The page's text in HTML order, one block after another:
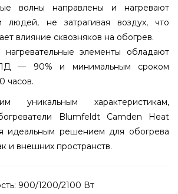
волны направлены и нагревают
людей, не затрагивая воздух, что
влияние сквозняков на обогрев.
нагревательные элементы обладают
— 90% и минимальным сроком
часов.
уникальным характеристикам,
Blumfeldt Camden Heat
идеальным решением для обогрева
и внешних пространств.
900/1200/2100 Вт